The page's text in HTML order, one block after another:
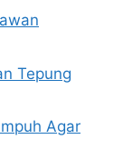
Tepung
Agar